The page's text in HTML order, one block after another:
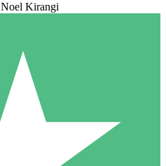
Noel Kirangi